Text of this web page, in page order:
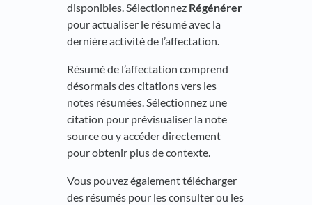
disponibles. Sélectionnez Régénérer
pour actualiser le résumé avec la
dernière activité de l’affectation.
Résumé de l’affectation comprend
désormais des citations vers les
notes résumées. Sélectionnez une
citation pour prévisualiser la note
source ou y accéder directement
pour obtenir plus de contexte.
Vous pouvez également télécharger
des résumés pour les consulter ou les